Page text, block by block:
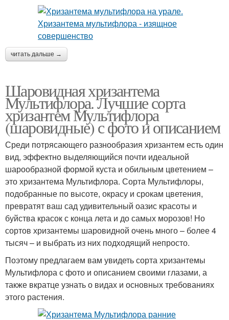
читать дальше →
Шаровидная хризантема
Мультифлора. Лучшие сорта
хризантем Мультифлора
(шаровидные) с фото и описанием
Среди потрясающего разнообразия хризантем есть один
вид, эффектно выделяющийся почти идеальной
шарообразной формой куста и обильным цветением –
это хризантема Мультифлора. Сорта Мультифлоры,
подобранные по высоте, окрасу и срокам цветения,
превратят ваш сад удивительный оазис красоты и
буйства красок с конца лета и до самых морозов! Но
сортов хризантемы шаровидной очень много – более 4
тысяч – и выбрать из них подходящий непросто.
Поэтому предлагаем вам увидеть сорта хризантемы
Мультифлора с фото и описанием своими глазами, а
также вкратце узнать о видах и основных требованиях
этого растения.